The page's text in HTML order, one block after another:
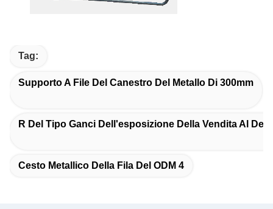
Tag:
Supporto A File Del Canestro Del Metallo Di 300mm
R Del Tipo Ganci Dell'esposizione Della Vendita Al
Cesto Metallico Della Fila Del ODM 4